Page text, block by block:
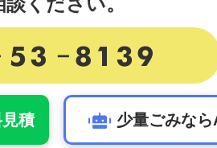
積 少量ごみな